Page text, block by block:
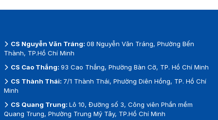
CS Nguyễn Văn Tráng: 08 Nguyễn Văn Tráng, Phường Bến
Thành, TP.Hồ Chí Minh
CS Cao Thắng: 93 Cao Thắng, Phường Bàn Cờ, TP. Hồ Chí Minh
CS Thành Thái: 7/1 Thành Thái, Phường Diên Hồng, TP. Hồ Chí
Minh
CS Quang Trung: Lô 10, Đường số 3, Công viên Phần mềm
Quang Trung, Phường Trung Mỹ Tây, TP.Hồ Chí Minh